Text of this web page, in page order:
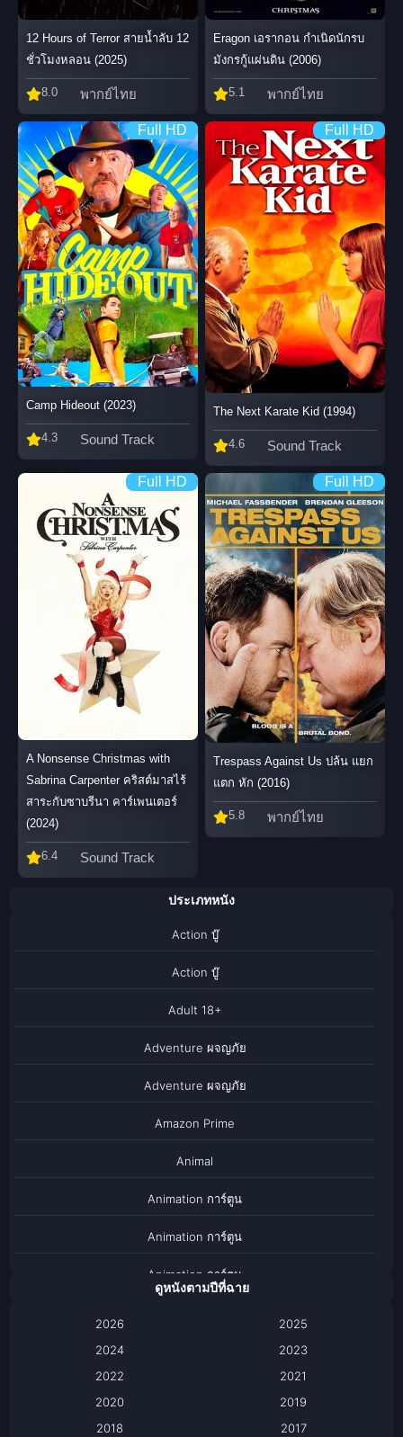
12 Hours of Terror สายน้ำลับ 12
ชั่วโมงหลอน (2025)
8.0 พากย์ไทย
Eragon เอรากอน กำเนิดนักรบ
มังกรกู้แผ่นดิน (2006)
5.1 พากย์ไทย
Full HD
Camp Hideout (2023)
4.3 Sound Track
Full HD
The Next Karate Kid (1994)
4.6 Sound Track
Full HD
A Nonsense Christmas with
Sabrina Carpenter คริสต์มาสไร้
สาระกับซาบรีนา คาร์เพนเตอร์
(2024)
6.4 Sound Track
Full HD
Trespass Against Us ปล้น แยก
แตก หัก (2016)
5.8 พากย์ไทย
ประเภทหนัง
Action บู๊
Action บู๊
Adult 18+
Adventure ผจญภัย
Adventure ผจญภัย
Amazon Prime
Animal
Animation การ์ตูน
Animation การ์ตูน
Animation การ์ตูน
Based on a True Story เรื่องจริง
ดูหนังตามปีที่ฉาย
2026
2025
2024
2023
2022
2021
2020
2019
2018
2017